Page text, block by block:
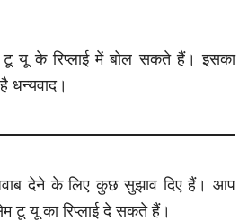
यू के रिप्लाई में बोल सकते हैं। इसका
धन्यवाद।
देने के लिए कुछ सुझाव दिए हैं। आप
टू यू का रिप्लाई दे सकते हैं।